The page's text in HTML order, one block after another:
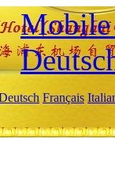
Mobile
Français